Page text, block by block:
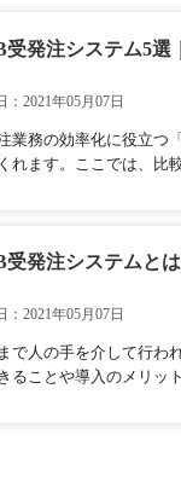
受発注システム5選
：2021年05月07日
業務の効率化に役立つ
れます。ここでは、比
受発注システムと
：2021年05月07日
で人の手を介して行わ
ることや導入のメリッ